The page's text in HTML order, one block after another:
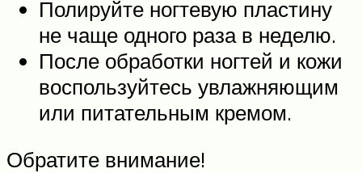
Полируйте ногтевую пластину
не чаще одного раза в неделю.
После обработки ногтей и кожи
воспользуйтесь увлажняющим
или питательным кремом.
Обратите внимание!